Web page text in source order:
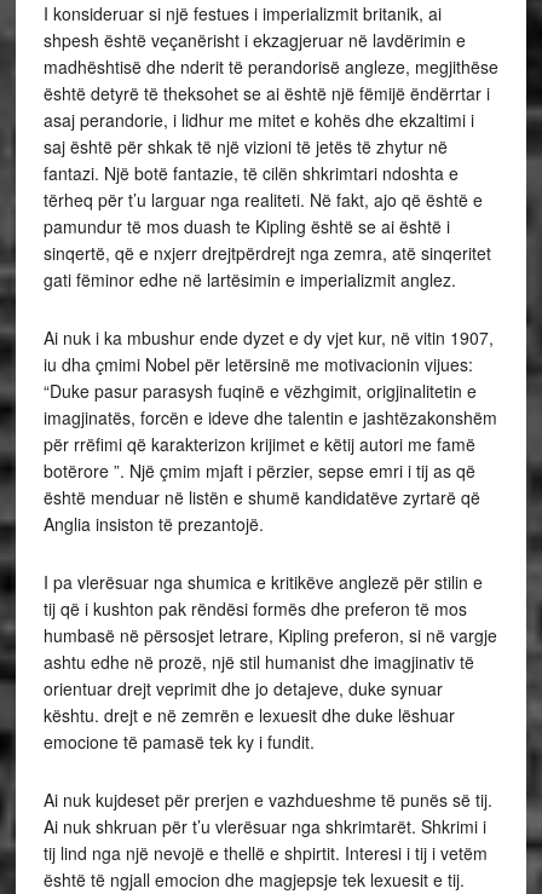
I konsideruar si një festues i imperializmit britanik, ai
shpesh është veçanërisht i ekzagjeruar në lavdërimin e
madhështisë dhe nderit të perandorisë angleze, megjithëse
është detyrë të theksohet se ai është një fëmijë ëndërrtar i
asaj perandorie, i lidhur me mitet e kohës dhe ekzaltimi i
saj është për shkak të një vizioni të jetës të zhytur në
fantazi. Një botë fantazie, të cilën shkrimtari ndoshta e
tërheq për t’u larguar nga realiteti. Në fakt, ajo që është e
pamundur të mos duash te Kipling është se ai është i
sinqertë, që e nxjerr drejtpërdrejt nga zemra, atë sinqeritet
gati fëminor edhe në lartësimin e imperializmit anglez.
Ai nuk i ka mbushur ende dyzet e dy vjet kur, në vitin 1907,
iu dha çmimi Nobel për letërsinë me motivacionin vijues:
“Duke pasur parasysh fuqinë e vëzhgimit, origjinalitetin e
imagjinatës, forcën e ideve dhe talentin e jashtëzakonshëm
për rrëfimi që karakterizon krijimet e këtij autori me famë
botërore ”. Një çmim mjaft i përzier, sepse emri i tij as që
është menduar në listën e shumë kandidatëve zyrtarë që
Anglia insiston të prezantojë.
I pa vlerësuar nga shumica e kritikëve anglezë për stilin e
tij që i kushton pak rëndësi formës dhe preferon të mos
humbasë në përsosjet letrare, Kipling preferon, si në vargje
ashtu edhe në prozë, një stil humanist dhe imagjinativ të
orientuar drejt veprimit dhe jo detajeve, duke synuar
kështu. drejt e në zemrën e lexuesit dhe duke lëshuar
emocione të pamasë tek ky i fundit.
Ai nuk kujdeset për prerjen e vazhdueshme të punës së tij.
Ai nuk shkruan për t’u vlerësuar nga shkrimtarët. Shkrimi i
tij lind nga një nevojë e thellë e shpirtit. Interesi i tij i vetëm
është të ngjall emocion dhe magjepsje tek lexuesit e tij.